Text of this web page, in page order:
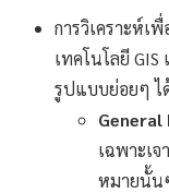
การวิเคราะห์เ
เทคโนโลยี
รูปแบบย่อยๆ ไ
เฉพาะเ
หมายนั้น